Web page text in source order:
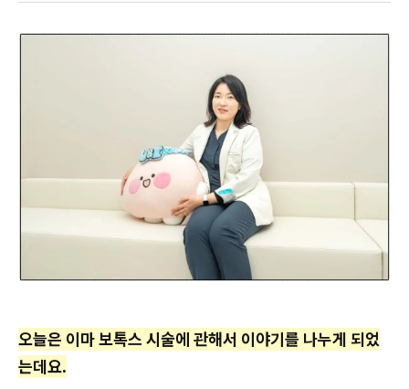
오늘은 이마 보톡스 시술에 관해서 이야기를 나누게 되었
는데요.